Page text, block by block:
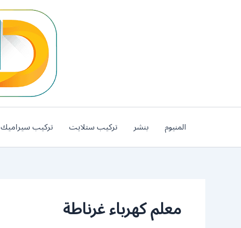
المنيوم بنشر تركيب ستلايت تركيب سيراميك
معلم كهرباء غرناطة